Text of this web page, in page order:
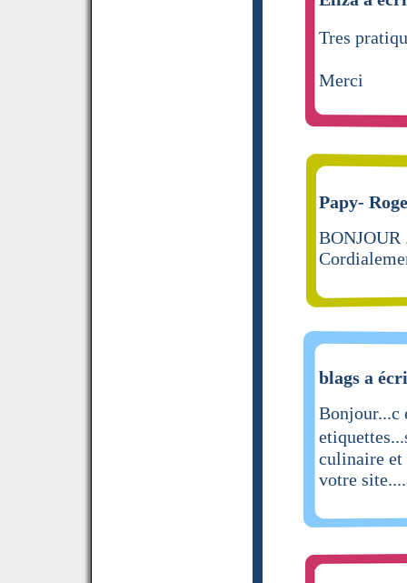
Tres
Merci
Papy-
BONJOUR
blags a
Bonjour...c
culinaire et
votre